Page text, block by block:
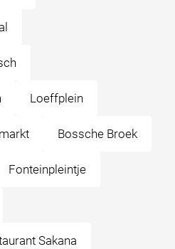
Loeffplein
Bossche Broek
Fonteinpleintje
Sakana